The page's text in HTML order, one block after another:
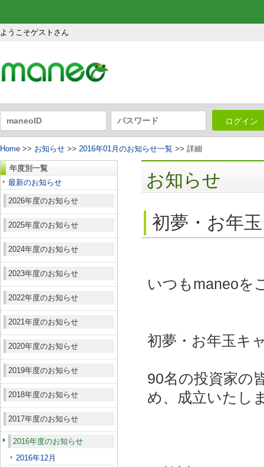
ようこそゲストさん
ログイン
Home >> お知らせ >> 2016年01月のお知らせ一覧 >> 詳細
年度別一覧
最新のお知らせ
2026年度のお知らせ
2025年度のお知らせ
2024年度のお知らせ
2023年度のお知らせ
2022年度のお知らせ
2021年度のお知らせ
2020年度のお知らせ
2019年度のお知らせ
2018年度のお知らせ
2017年度のお知らせ
2016年度のお知らせ
2016年12月
お知らせ
初夢・お年
いつもmaneoを
初夢・お年玉キ
90名の投資家の
め、成立いたし